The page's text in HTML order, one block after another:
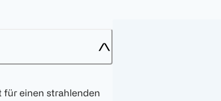
für einen strahlenden